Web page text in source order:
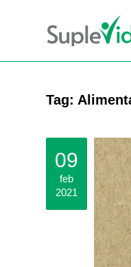
Tag:
09
feb
2021